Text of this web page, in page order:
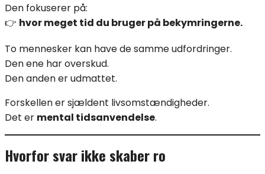
Den fokuserer på:
👉 hvor meget tid du bruger på bekymringerne.
To mennesker kan have de samme udfordringer.
Den ene har overskud.
Den anden er udmattet.
Forskellen er sjældent livsomstændigheder.
Det er mental tidsanvendelse.
Hvorfor svar ikke skaber ro